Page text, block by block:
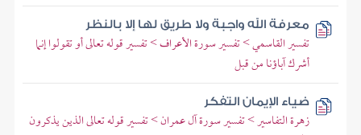
معرفة الله واجبة ولا طريق لها إلا بالنظر
تفسير القاسمي > تفسير سورة الأعراف > تفسير قوله تعالى أو تقولوا إنما
أشرك آباؤنا من قبل
ضياء الإيمان التفكر
زهرة التفاسير > تفسير سورة آل عمران > تفسير قوله تعالى الذين يذكرون